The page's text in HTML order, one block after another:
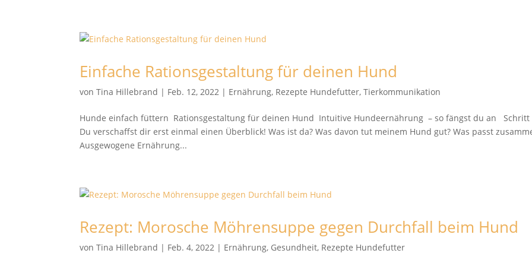
Einfache Rationsgestaltung für deinen Hund
vonTina Hillebrand | Feb. 12, 2022 | Ernährung, Rezepte Hundefutter,Tierkommunikation
Hunde einfach füttern Rationsgestaltung für deinen Hund Intuitive Hundeernährung – so fängst du an Schritt
Du verschaffst dir erst einmal einen Überblick! Was ist da? Was davon tut meinem Hund gut? Was passt
Ausgewogene Ernährung...
Rezept: Morosche Möhrensuppe gegen Durchfall beim Hund
vonTina Hillebrand | Feb. 4, 2022 | Ernährung, Gesundheit, Rezepte Hundefutter